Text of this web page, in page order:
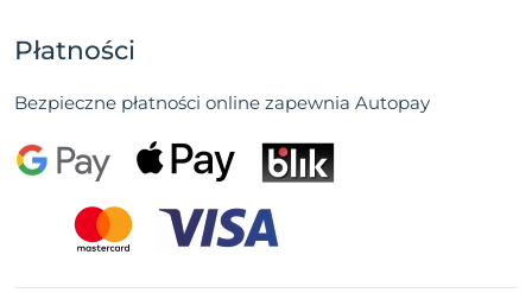
Płatności
Bezpieczne płatności online zapewnia Autopay